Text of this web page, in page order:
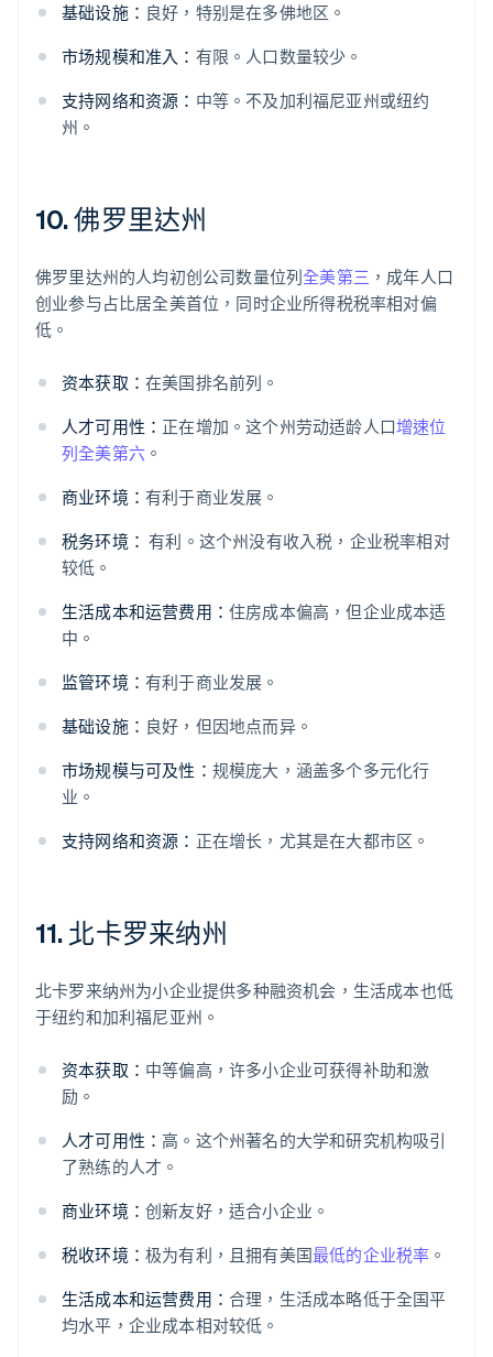
基础设施： 良好，特别是在多佛地区。
市场规模和准入： 有限。人口数量较少。
支持网络和资源： 中等。不及加利福尼亚州或纽约
州。
10. 佛罗里达州
佛罗里达州的人均初创公司数量位列全美第三 ，成年人口
创业参与占比居全美首位，同时企业所得税税率相对偏
低。
资本获取： 在美国排名前列。
人才可用性： 正在增加。这个州劳动适龄人口增速位
列全美第六 。
商业环境： 有利于商业发展。
税务环境： 有利。这个州没有收入税，企业税率相对
较低。
生活成本和运营费用： 住房成本偏高，但企业成本适
中。
监管环境： 有利于商业发展。
基础设施： 良好，但因地点而异。
市场规模与可及性： 规模庞大，涵盖多个多元化行
业。
支持网络和资源： 正在增长，尤其是在大都市区。
11. 北卡罗来纳州
北卡罗来纳州为小企业提供多种融资机会，生活成本也低
于纽约和加利福尼亚州。
资本获取： 中等偏高，许多小企业可获得补助和激
励。
人才可用性： 高。这个州著名的大学和研究机构吸引
了熟练的人才。
商业环境： 创新友好，适合小企业。
税收环境： 极为有利，且拥有美国最低的企业税率 。
生活成本和运营费用： 合理，生活成本略低于全国平
均水平，企业成本相对较低。